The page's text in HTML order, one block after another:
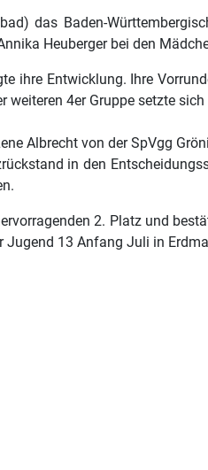
das Baden-
Heuberger bei den
ihre Entwicklung. Ihre
4er Gruppe setzte
Albrecht von der SpVgg
in den
2. Platz und
Jugend 13 Anfang Juli in